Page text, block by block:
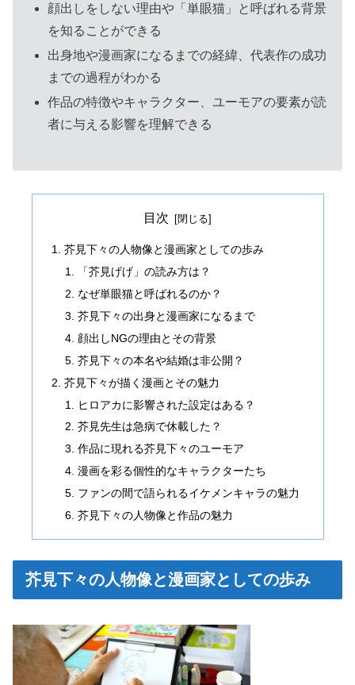
顔出しをしない理由や「単眼猫」と呼ばれる背景
を知ることができる
出身地や漫画家になるまでの経緯、代表作の成功
までの過程がわかる
作品の特徴やキャラクター、ユーモアの要素が読
者に与える影響を理解できる
目次
芥見下々の人物像と漫画家としての歩み
「芥見げげ」の読み方は？
なぜ単眼猫と呼ばれるのか？
芥見下々の出身と漫画家になるまで
顔出しNGの理由とその背景
芥見下々の本名や結婚は非公開？
芥見下々が描く漫画とその魅力
ヒロアカに影響された設定はある？
芥見先生は急病で休載した？
作品に現れる芥見下々のユーモア
漫画を彩る個性的なキャラクターたち
ファンの間で語られるイケメンキャラの魅力
芥見下々の人物像と作品の魅力
芥見下々の人物像と漫画家としての歩み